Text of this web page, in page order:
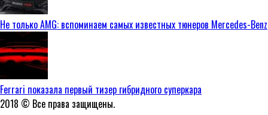
Не только AMG: вспоминаем самых известных тюнеров Mercedes-Benz
Ferrari показала первый тизер гибридного суперкара
2018 © Все права защищены.